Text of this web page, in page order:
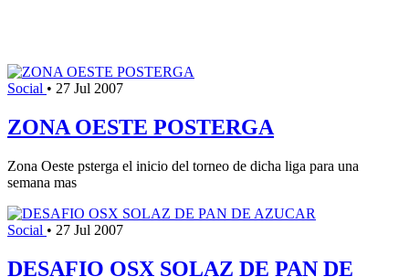
Social • 27 Jul 2007
ZONA OESTE POSTERGA
Zona Oeste psterga el inicio del torneo de dicha liga para una
semana mas
Social • 27 Jul 2007
DESAFIO OSX SOLAZ DE PAN DE